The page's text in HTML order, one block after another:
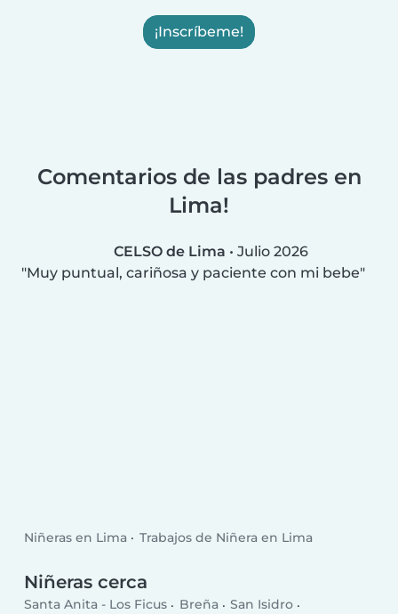
¡Inscríbeme!
Comentarios de las padres en
Lima!
CELSO de Lima • Julio 2026
Muy puntual, cariñosa y paciente con mi bebe
Niñeras en Lima Trabajos de Niñera en Lima
Niñeras cerca
Santa Anita - Los Ficus Breña
San Isidro